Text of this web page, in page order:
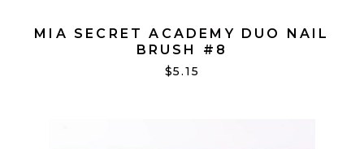
MIA SECRET ACADEMY DUO NAIL
BRUSH #8
$5.15